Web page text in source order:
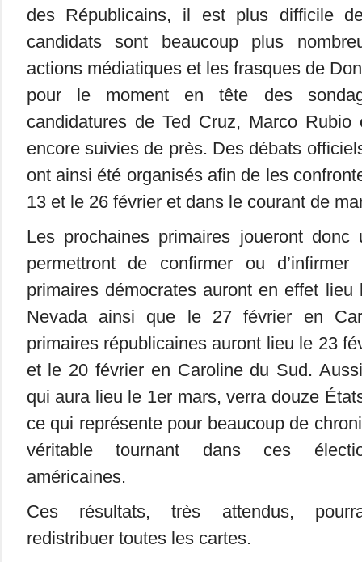
des Républicains, il est plus difficile
candidats sont beaucoup plus
actions médiatiques et les frasques de
pour le moment en tête des
candidatures de Ted Cruz, Marco
encore suivies de près. Des débats
ont ainsi été organisés afin de les
13 et le 26 février et dans le courant de
Les prochaines primaires joueront
permettront de confirmer ou
primaires démocrates auront en effet
Nevada ainsi que le 27 février en
primaires républicaines auront lieu le 23
et le 20 février en Caroline du Sud.
qui aura lieu le 1er mars, verra douze
ce qui représente pour beaucoup de
véritable tournant dans ces
américaines.
Ces résultats, très attendus,
redistribuer toutes les cartes.